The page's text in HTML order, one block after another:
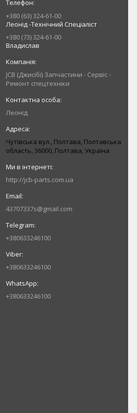
+380 (63) 324-61-00
Леонід -Технічний Спеціаліст
+380 (73) 324-61-00
Владислав
JCB (Джисібі) Запчастини - Сервіс -
Ремонт спецтехніки
Леонід
Чутівська вул., Полтава, Полтавська
область, 36000, Полтава, Україна
http://jcb-parts.com.ua
43707337s@gmail.com
+380633246100
+380633246100
+380633246100